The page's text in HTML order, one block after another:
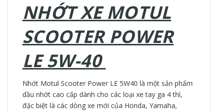
NHỚT XE MOTUL
SCOOTER POWER
LE 5W-40
Nhớt Motul Scooter Power LE 5W40 là một sản phẩm
dầu nhớt cao cấp dành cho các loại xe tay ga 4 thì,
đặc biệt là các dòng xe mới của Honda, Yamaha,